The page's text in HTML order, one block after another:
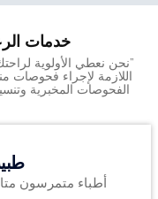
خدمات
”نحن نعطي الأولوية
اللازمة لإجراء فحوصات
الفحوصات المخبرية
أطباء متمرسون